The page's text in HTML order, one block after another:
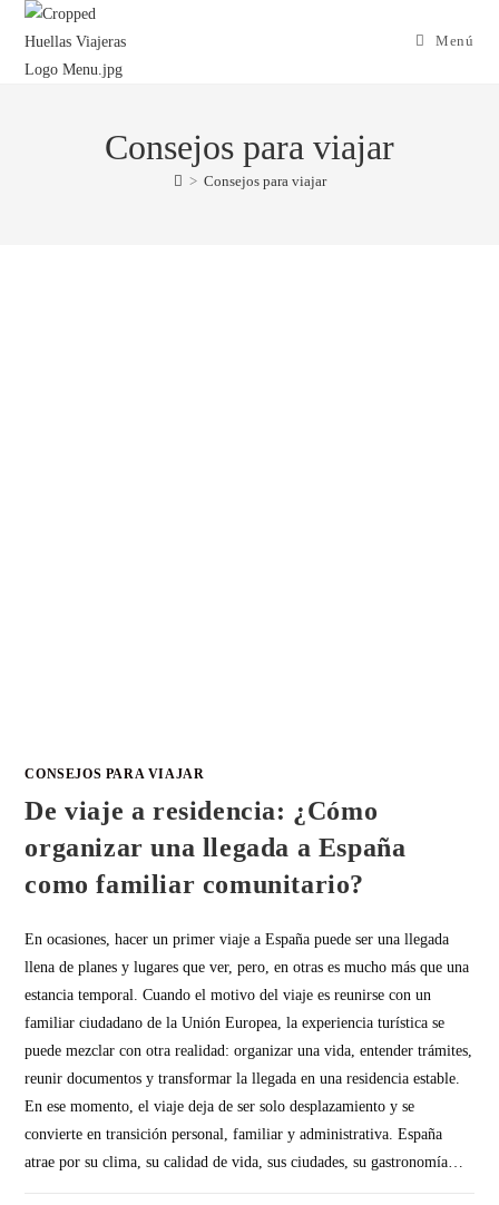
Menú
Consejos para viajar
> Consejos para viajar
CONSEJOS PARA VIAJAR
De viaje a residencia: ¿Cómo
organizar una llegada a España
como familiar comunitario?
En ocasiones, hacer un primer viaje a España puede ser una llegada
llena de planes y lugares que ver, pero, en otras es mucho más que una
estancia temporal. Cuando el motivo del viaje es reunirse con un
familiar ciudadano de la Unión Europea, la experiencia turística se
puede mezclar con otra realidad: organizar una vida, entender trámites,
reunir documentos y transformar la llegada en una residencia estable.
En ese momento, el viaje deja de ser solo desplazamiento y se
convierte en transición personal, familiar y administrativa. España
atrae por su clima, su calidad de vida, sus ciudades, su gastronomía…